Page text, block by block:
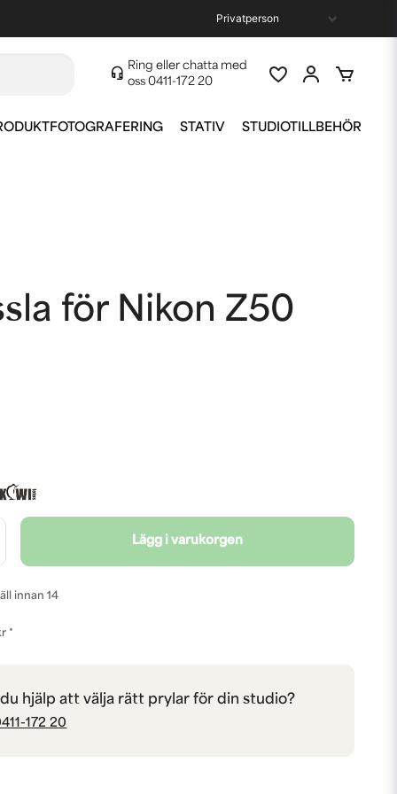
Ring eller chatta med
oss 0411-172 20
STATIV STUDIOTILLBEHÖR
för Nikon Z50
Lägg i varukorgen
innan 14
*
hjälp att välja rätt prylar för din studio?
172 20